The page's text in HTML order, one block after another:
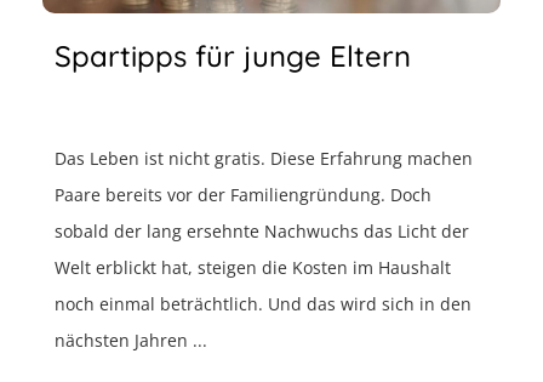
Spartipps für junge Eltern
Das Leben ist nicht gratis. Diese Erfahrung machen
Paare bereits vor der Familiengründung. Doch
sobald der lang ersehnte Nachwuchs das Licht der
Welt erblickt hat, steigen die Kosten im Haushalt
noch einmal beträchtlich. Und das wird sich in den
nächsten Jahren ...